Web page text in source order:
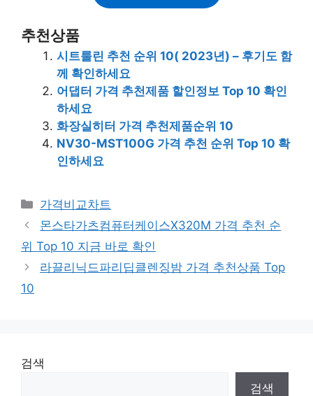
추천상품
시트룰린 추천 순위 10( 2023년) – 후기도 함
께 확인하세요
어댑터 가격 추천제품 할인정보 Top 10 확인
하세요
화장실히터 가격 추천제품순위 10
NV30-MST100G 가격 추천 순위 Top 10 확
인하세요
카
테
리
가격비교차트
몬스타가츠컴퓨터케이스X320M 가격 추천 순
위 Top 10 지금 바로 확인
라끌리닉드파리딥클렌징밤 가격 추천상품 Top
10
검색
검색